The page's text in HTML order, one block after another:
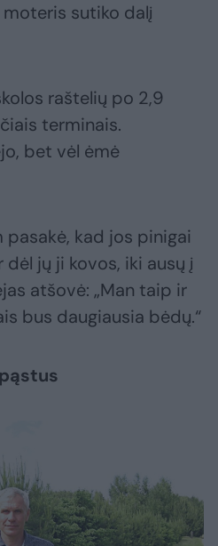
sutiko dalį
raštelių po 2,9
terminais.
bet vėl ėmė
pasakė, kad jos pinigai
jų ji kovos, iki ausų į
atšovė: „Man taip ir
bus daugiausia bėdų.“